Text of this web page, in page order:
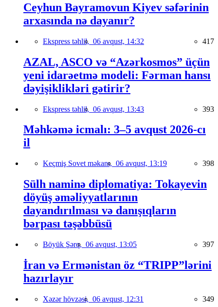
Ceyhun Bayramovun Kiyev səfərinin
arxasında nə dayanır?
Ekspress təhlil, 06 avqust, 14:32 417
AZAL, ASCO və “Azərkosmos” üçün
yeni idarəetmə modeli: Fərman hansı
dəyişiklikləri gətirir?
Ekspress təhlil, 06 avqust, 13:43 393
Məhkəmə icmalı: 3–5 avqust 2026-cı
il
Keçmiş Sovet məkanı, 06 avqust, 13:19 398
Sülh naminə diplomatiya: Tokayevin
döyüş əməliyyatlarının
dayandırılması və danışıqların
bərpası təşəbbüsü
Böyük Şərq, 06 avqust, 13:05 397
İran və Ermənistan öz “TRIPP”lərini
hazırlayır
Xəzər hövzəsi, 06 avqust, 12:31 349